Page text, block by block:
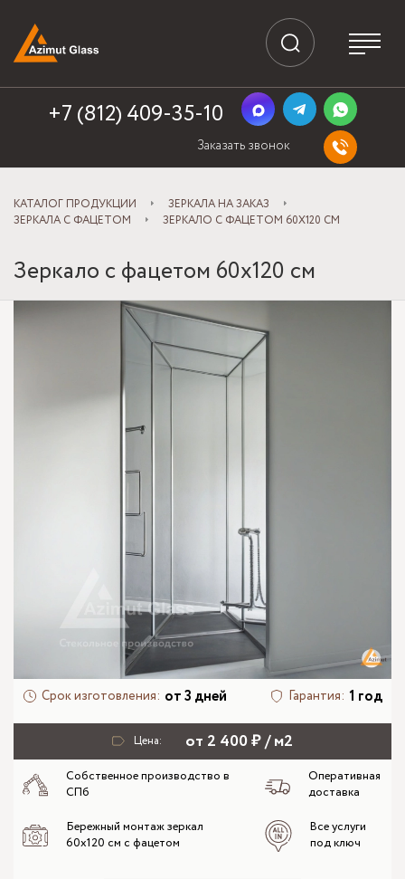
+7 (812) 409-35-10
Заказать звонок
КАТАЛОГ ПРОДУКЦИИ
ЗЕРКАЛА НА ЗАКАЗ
ЗЕРКАЛА С ФАЦЕТОМ
ЗЕРКАЛО С ФАЦЕТОМ 60X120 СМ
Зеркало с фацетом 60x120 см
Срок изготовления: от 3 дней Гарантия: 1 год
Цена: от 2 400 ₽ / м2
Собственное производство в
СПб
Оперативная
доставка
Бережный монтаж зеркал
60x120 см с фацетом
Все услуги
под ключ